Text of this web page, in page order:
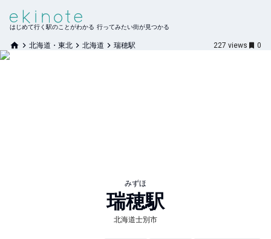
はじめて行く駅のことがわかる 行ってみたい街が見つかる
北海道・東北 北海道 瑞穂駅 227 views 0
みずほ
瑞穂駅
北海道士別市